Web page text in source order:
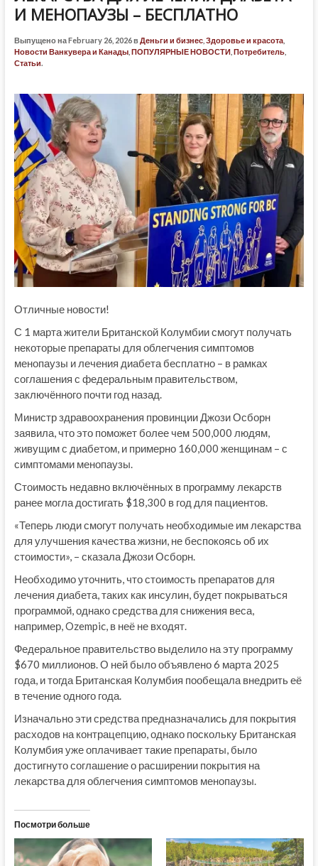
И МЕНОПАУЗЫ – БЕСПЛАТНО
Выпущено на February 26, 2026 вДеньги и бизнес, Здоровье и красота,
Новости Ванкувера и Канады, ПОПУЛЯРНЫЕ НОВОСТИ, Потребитель,
Статьи.
Отличные новости!
С 1 марта жители Британской Колумбии смогут получать
некоторые препараты для облегчения симптомов
менопаузы и лечения диабета бесплатно – в рамках
соглашения с федеральным правительством,
заключённого почти год назад.
Министр здравоохранения провинции Джози Осборн
заявила, что это поможет более чем 500,000 людям,
живущим с диабетом, и примерно 160,000 женщинам – с
симптомами менопаузы.
Стоимость недавно включённых в программу лекарств
ранее могла достигать $18,300 в год для пациентов.
«Теперь люди смогут получать необходимые им лекарства
для улучшения качества жизни, не беспокоясь об их
стоимости», – сказала Джози Осборн.
Необходимо уточнить, что стоимость препаратов для
лечения диабета, таких как инсулин, будет покрываться
программой, однако средства для снижения веса,
например, Ozempic, в неё не входят.
Федеральное правительство выделило на эту программу
$670 миллионов. О ней было объявлено 6 марта 2025
года, и тогда Британская Колумбия пообещала внедрить её
в течение одного года.
Изначально эти средства предназначались для покрытия
расходов на контрацепцию, однако поскольку Британская
Колумбия уже оплачивает такие препараты, было
достигнуто соглашение о расширении покрытия на
лекарства для облегчения симптомов менопаузы.
Посмотри больше